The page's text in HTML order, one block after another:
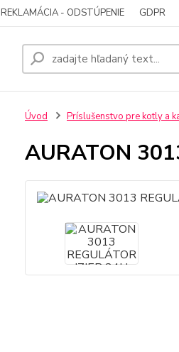
REKLAMÁCIA - ODSTÚPENIE GDPR
Úvod Príslušenstvo pre kotly a
AURATON